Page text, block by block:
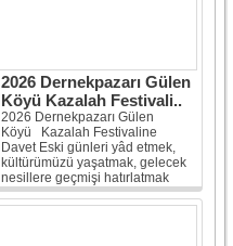
2026 Dernekpazarı Gülen
Köyü Kazalah Festivali..
2026 Dernekpazarı Gülen
Köyü Kazalah Festivaline
Davet Eski günleri yâd etmek,
kültürümüzü yaşatmak, gelecek
nesillere geçmişi hatırlatmak
ve...[Devamı]